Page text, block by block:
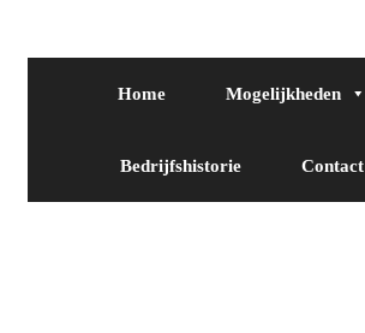
Home Mogelijkheden
Bedrijfshistorie Contact